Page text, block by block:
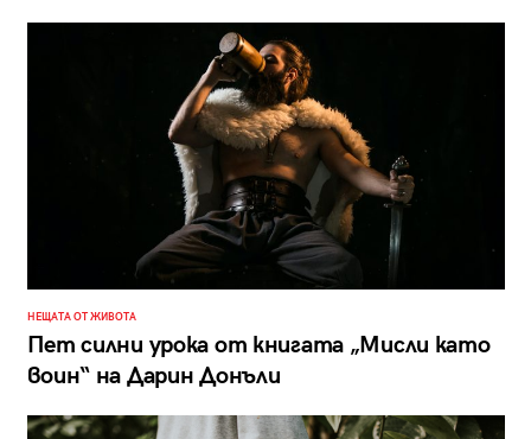
НЕЩАТА ОТ ЖИВОТА
Пет силни урока от книгата „Мисли като
воин“ на Дарин Донъли